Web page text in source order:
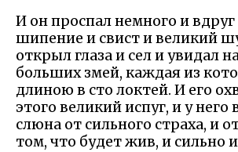
И он проспал немного и
шипение и свист и великий
открыл глаза и сел и увидал
больших змей, каждая из
длиною в сто локтей. И его
этого великий испуг, и у него
слюна от сильного страха, и
том, что будет жив, и сильно